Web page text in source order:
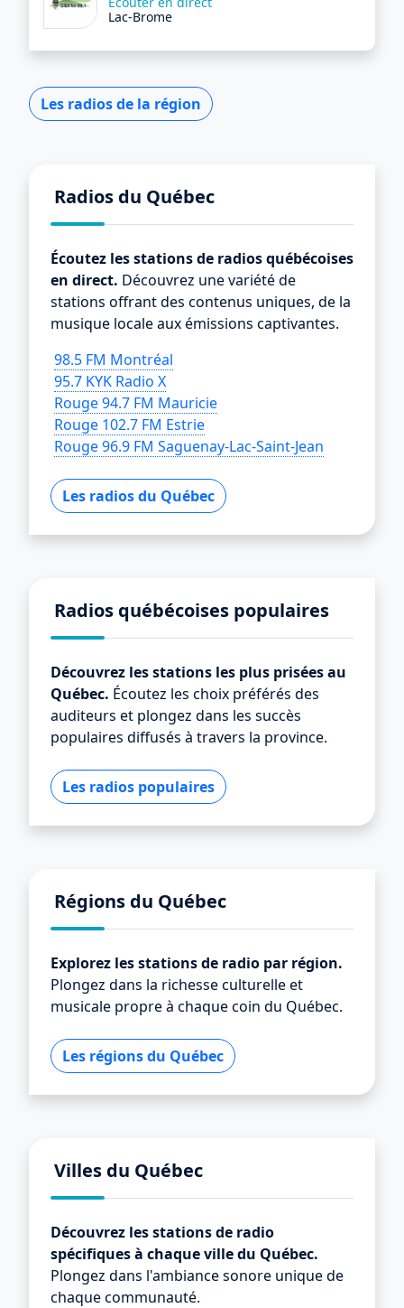
Lac-Brome
Les radios de la région
Radios du Québec
Écoutez les stations de radios québécoises
en direct. Découvrez une variété de
stations offrant des contenus uniques, de la
musique locale aux émissions captivantes.
98.5 FM Montréal
95.7 KYK Radio X
Rouge 94.7 FM Mauricie
Rouge 102.7 FM Estrie
Rouge 96.9 FM Saguenay-Lac-Saint-Jean
Les radios du Québec
Radios québécoises populaires
Découvrez les stations les plus prisées au
Québec. Écoutez les choix préférés des
auditeurs et plongez dans les succès
populaires diffusés à travers la province.
Les radios populaires
Régions du Québec
Explorez les stations de radio par région.
Plongez dans la richesse culturelle et
musicale propre à chaque coin du Québec.
Les régions du Québec
Villes du Québec
Découvrez les stations de radio
spécifiques à chaque ville du Québec.
Plongez dans l'ambiance sonore unique de
chaque communauté.